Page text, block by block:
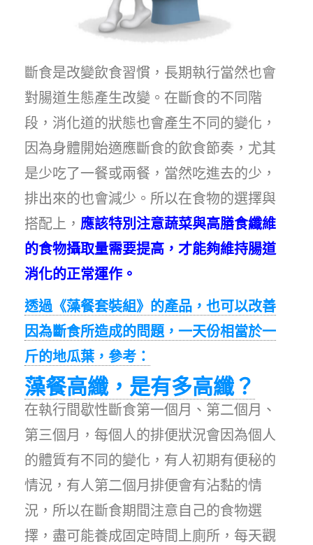
斷食是改變飲食習慣，長期執行當然也會
對腸道生態產生改變。在斷食的不同階
段，消化道的狀態也會產生不同的變化，
因為身體開始適應斷食的飲食節奏，尤其
是少吃了一餐或兩餐，當然吃進去的少，
排出來的也會減少。所以在食物的選擇與
搭配上， 應該特別注意蔬菜與高膳食纖維
的食物攝取量需要提高，才能夠維持腸道
消化的正常運作。
透過《藻餐套裝組》的產品，也可以改善
因為斷食所造成的問題，一天份相當於一
斤的地瓜葉，參考：
藻餐高纖，是有多高纖？
在執行間歇性斷食第一個月、第二個月、
第三個月，每個人的排便狀況會因為個人
的體質有不同的變化，有人初期有便秘的
情況，有人第二個月排便會有沾黏的情
況，所以在斷食期間注意自己的食物選
擇，盡可能養成固定時間上廁所，每天觀